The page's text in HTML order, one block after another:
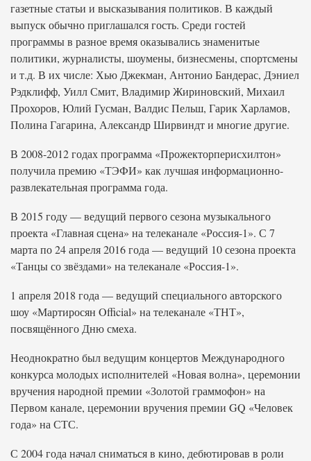
газетные статьи и высказывания политиков. В каждый
выпуск обычно приглашался гость. Среди гостей
программы в разное время оказывались знаменитые
политики, журналисты, шоумены, бизнесмены, спортсмены
и т.д. В их числе: Хью Джекман, Антонио Бандерас, Дэниел
Рэдклифф, Уилл Смит, Владимир Жириновский, Михаил
Прохоров, Юлий Гусман, Валдис Пельш, Гарик Харламов,
Полина Гагарина, Александр Ширвиндт и многие другие.
В 2008-2012 годах программа «Прожекторперисхилтон»
получила премию «ТЭФИ» как лучшая информационно-
развлекательная программа года.
В 2015 году — ведущий первого сезона музыкального
проекта «Главная сцена» на телеканале «Россия-1». С 7
марта по 24 апреля 2016 года — ведущий 10 сезона проекта
«Танцы со звёздами» на телеканале «Россия-1».
1 апреля 2018 года — ведущий специального авторского
шоу «Мартиросян Official» на телеканале «ТНТ»,
посвящённого Дню смеха.
Неоднократно был ведущим концертов Международного
конкурса молодых исполнителей «Новая волна», церемонии
вручения народной премии «Золотой граммофон» на
Первом канале, церемонии вручения премии GQ «Человек
года» на СТС.
С 2004 года начал сниматься в кино, дебютировав в роли